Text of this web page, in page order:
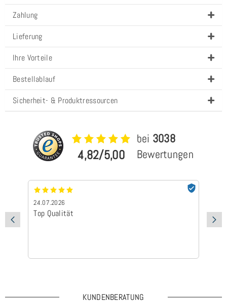
Zahlung
Lieferung
Ihre Vorteile
Bestellablauf
Sicherheit- & Produktressourcen
4,82/5,00
bei 3038
Bewertungen
24.07.2026
Top Qualität
KUNDENBERATUNG